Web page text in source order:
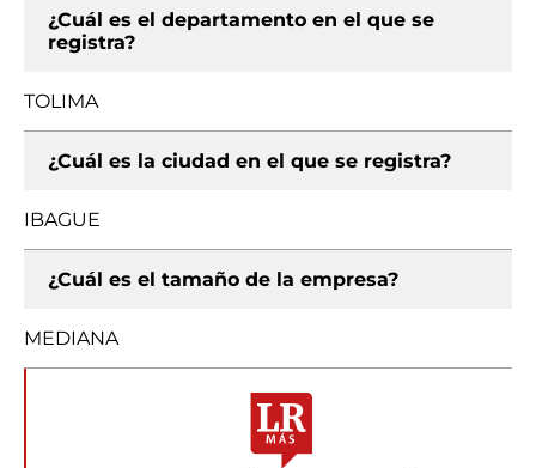
¿Cuál es el departamento en el que se
registra?
TOLIMA
¿Cuál es la ciudad en el que se registra?
IBAGUE
¿Cuál es el tamaño de la empresa?
MEDIANA